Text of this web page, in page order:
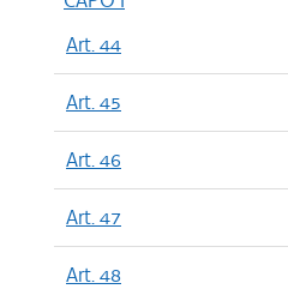
Art. 44
Art. 45
Art. 46
Art. 47
Art. 48